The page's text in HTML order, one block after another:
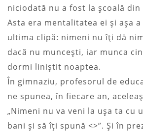
niciodată nu a fost la şcoală din
Asta era mentalitatea ei şi aşa
ultima clipă: nimeni nu îţi dă
dacă nu munceşti, iar munca
dormi liniştit noaptea.
În gimnaziu, profesorul de
ne spunea, în fiecare an,
„Nimeni nu va veni la uşa ta cu
bani şi să îţi spună <>”. Şi în